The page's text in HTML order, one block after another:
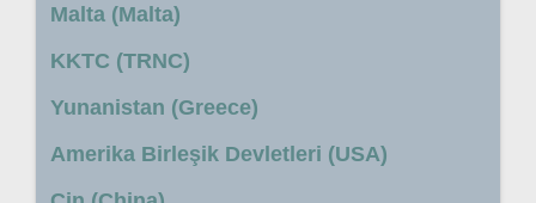
Malta (Malta)
KKTC (TRNC)
Yunanistan (Greece)
Amerika Birleşik Devletleri (USA)